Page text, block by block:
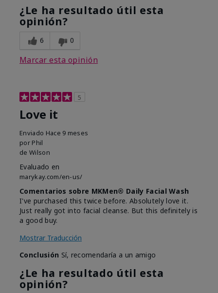
¿Le ha resultado útil esta
opinión?
6 0
Marcar esta opinión
5
Love it
Enviado Hace 9 meses
por Phil
de Wilson
Evaluado en
marykay.com/en-us/
Comentarios sobre MKMen® Daily Facial Wash
I've purchased this twice before. Absolutely love it.
Just really got into facial cleanse. But this definitely is
a good buy.
Mostrar Traducción
Conclusión Sí, recomendaría a un amigo
¿Le ha resultado útil esta
opinión?